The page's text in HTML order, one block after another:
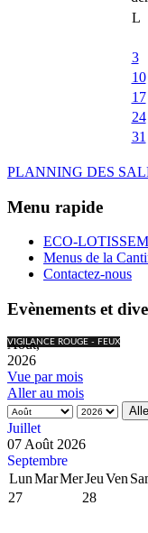
L
3
10
17
24
31
PLANNING DES
Menu rapide
ECO-
Menus de la
Contactez-nous
Evènements et
VIGILANCE ROUGE - FEUX
Août,
2026
Vue par mois
Aller au mois
Juillet
07 Août 2026
Septembre
LunMarMerJeuVen
27
28